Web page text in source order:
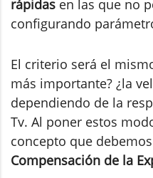
rápidas en las que no
configurando
El criterio será el
más importante? ¿la
dependiendo de la
Tv. Al poner estos
concepto que
Compensación de la